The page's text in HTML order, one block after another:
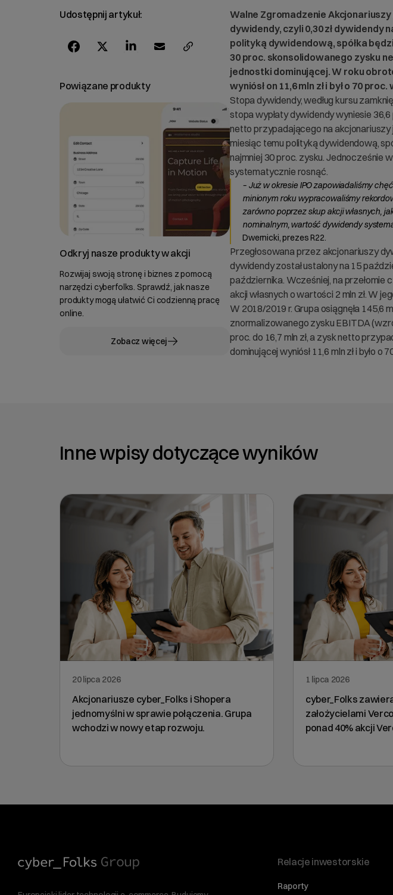
Udostępnij artykuł:
Powiązane produkty
Odkryj nasze produkty w akcji
Rozwijaj swoją stronę i biznes z pomocą
narzędzi cyberfolks. Sprawdź, jak nasze
produkty mogą ułatwić Ci codzienną pracę
online.
Zobacz więcej
Walne Zgromadzenie Akcjonariuszy
dywidendy, czyli 0,30 zł dywidendy
polityką dywidendową, spółka
30 proc. skonsolidowanego zysku
jednostki dominującej. W roku
wyniósł on 11,6 mln zł i był o 70
Stopa dywidendy, według kursu
stopa wypłaty dywidendy wyniesie
netto przypadającego na
miesiąc temu polityką dywidendową,
najmniej 30 proc. zysku. Jednocześnie
systematycznie rosnąć.
– Już w okresie IPO zapowiadaliśmy
minionym roku wypracowaliśmy
zarówno poprzez skup akcji własnych,
nominalnym, wartość dywidendy
Dwernicki, prezes R22.
Przegłosowana przez akcjonariuszy
dywidendy został ustalony na 15
października. Wcześniej, na przełomie
akcji własnych o wartości 2 mln zł. W
W 2018/2019 r. Grupa osiągnęła 145,6
znormalizowanego zysku EBITDA
proc. do 16,7 mln zł, a zysk netto
dominującej wyniósł 11,6 mln zł i było
Inne wpisy dotyczące wyników
20 lipca 2026
Akcjonariusze cyber_Folks i Shopera
jednomyślni w sprawie połączenia. Grupa
wchodzi w nowy etap rozwoju.
1 lipca 2026
cyber_Folks
założycielami
ponad 40% akcji
Relacje inwestorskie
Raporty